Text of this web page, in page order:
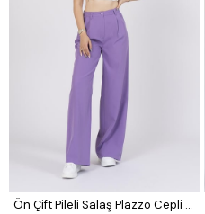
Ön Çift Pileli Salaş Plazzo Cepli Pantolon